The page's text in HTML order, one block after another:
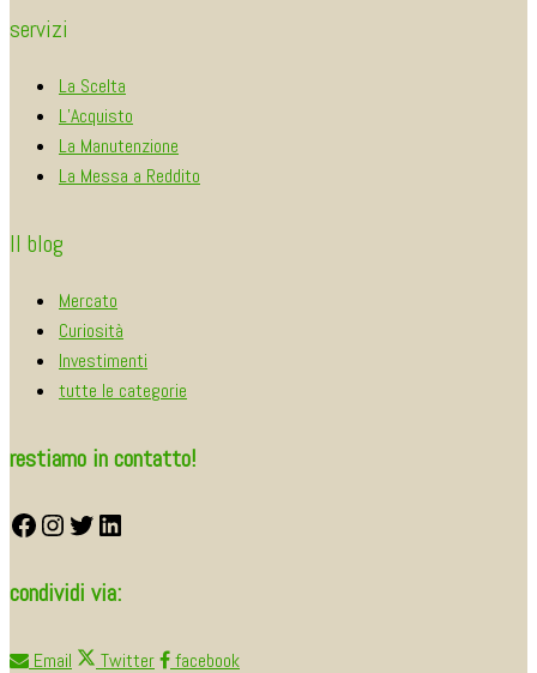
servizi
La Scelta
L’Acquisto
La Manutenzione
La Messa a Reddito
Il blog
Mercato
Curiosità
Investimenti
tutte le categorie
restiamo in contatto!
facebook
Instagram
twitterLinkedIn
condividi via:
Email Twitter
facebook